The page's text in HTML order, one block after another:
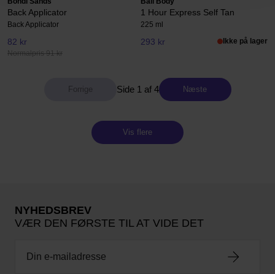
Back Applicator
Back Applicator
82 kr
Normalpris 91 kr
1 Hour Express Self Tan
225 ml
293 kr Ikke på lager
Side 1 af 4 Næste
Vis flere
NYHEDSBREV
VÆR DEN FØRSTE TIL AT VIDE DET